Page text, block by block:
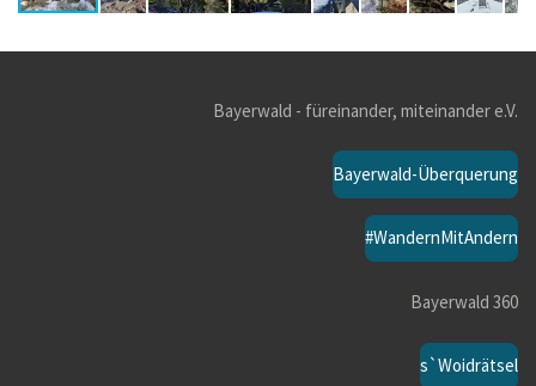
Bayerwald - füreinander, miteinander e.V.
Bayerwald-Überquerung
#WandernMitAndern
Bayerwald 360
s`Woidrätsel